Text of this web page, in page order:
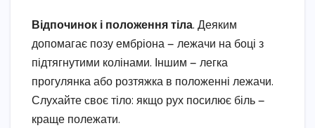
Відпочинок і положення тіла. Деяким
допомагає позу ембріона — лежачи на боці з
підтягнутими колінами. Іншим — легка
прогулянка або розтяжка в положенні лежачи.
Слухайте своє тіло: якщо рух посилює біль —
краще полежати.